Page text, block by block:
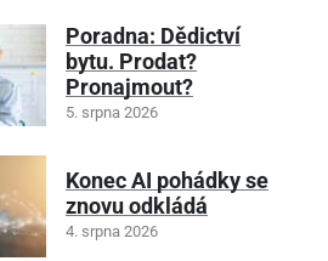
Poradna: Dědictví
bytu. Prodat?
Pronajmout?
5. srpna 2026
Konec AI pohádky se
znovu odkládá
4. srpna 2026